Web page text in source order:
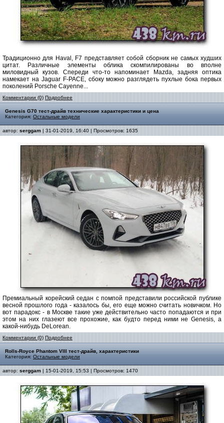
Традиционно для Haval, F7 представляет собой сборник не самых худших
цитат. Различные элементы облика скомпилированы во вполне
миловидный кузов. Спереди что-то напоминает Mazda, задняя оптика
намекает на Jaguar F-PACE, сбоку можно разглядеть пухлые бока первых
поколений Porsche Cayenne...
Комментарии (0) Подробнее
Genesis G70 тест-драйв технические характеристики и цена
Категория: Остальные модели
автор: serggam | 31-01-2019, 16:40 | Просмотров: 1635
Премиальный корейский седан с помпой представили российской публике
весной прошлого года - казалось бы, его еще можно считать новичком. Но
вот парадокс - в Москве такие уже действительно часто попадаются и при
этом на них глазеют все прохожие, как будто перед ними не Genesis, а
какой-нибудь DeLorean.
Комментарии (0) Подробнее
Rolls-Royce Phantom VIII тест-драйв, характеристики
Категория: Остальные модели
автор: serggam | 15-01-2019, 15:53 | Просмотров: 1470